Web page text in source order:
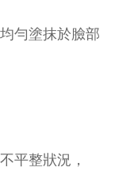
勻塗抹於臉部
平整狀況，